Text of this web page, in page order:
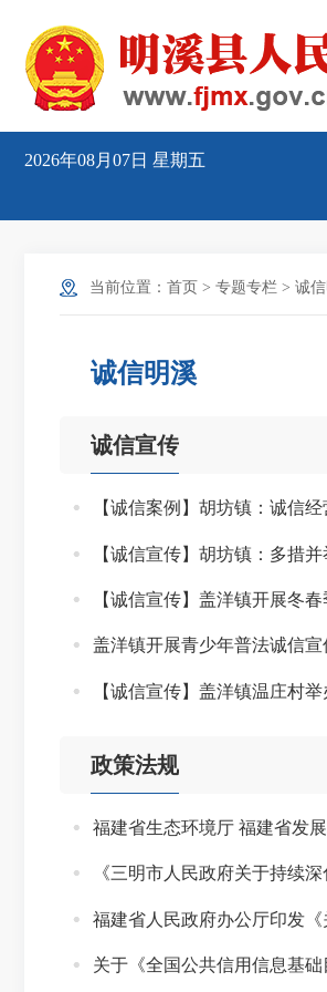
2026年08月07日 星期五
当前位置： 首页 > 专题专栏 > 诚
诚信明溪
诚信宣传
【诚信案例】胡坊镇：诚信
【诚信宣传】胡坊镇：多措
【诚信宣传】盖洋镇开展冬
盖洋镇开展青少年普法诚信
【诚信宣传】盖洋镇温庄村
政策法规
《三明市人民政府关于持续
福建省人民政府办公厅印发
关于《全国公共信用信息基